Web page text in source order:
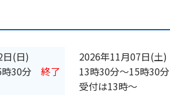
日(日)
30分
終了
2026年11月07日(土)
13時30分〜15時30分
受付は13時～